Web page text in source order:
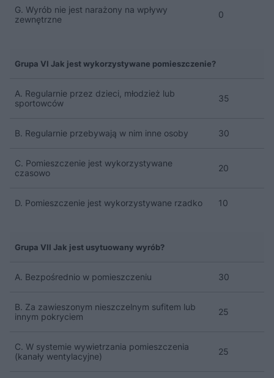
G. Wyrób nie jest narażony na wpływy
zewnętrzne
0
Grupa VI Jak jest wykorzystywane pomieszczenie?
A. Regularnie przez dzieci, młodzież lub
sportowców
35
B. Regularnie przebywają w nim inne osoby 30
C. Pomieszczenie jest wykorzystywane
czasowo
20
D. Pomieszczenie jest wykorzystywane rzadko 10
Grupa VII Jak jest usytuowany wyrób?
A. Bezpośrednio w pomieszczeniu 30
B. Za zawieszonym nieszczelnym sufitem lub
innym pokryciem
25
C. W systemie wywietrzania pomieszczenia
(kanały wentylacyjne)
25